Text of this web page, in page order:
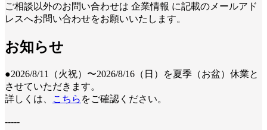
ご相談以外のお問い合わせは 企業情報 に記載のメールアド
レスへお問い合わせをお願いいたします。
お知らせ
●2026/8/11（火祝）〜2026/8/16（日）を夏季（お盆）休業と
させていただきます。
詳しくは、
こちら をご確認ください。
-----